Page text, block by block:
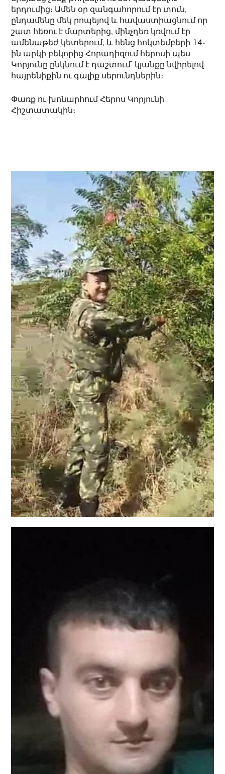
երդումից։ Ամեն օր զանգահորում էր տուն,
ընդամենը մեկ րոպեյով և հավաստիացնում որ
շատ հեռու է մարտերից, մինչդեռ կռվում էր
ամենաթեժ կետերում, և հենց հոկտեմբերի 14֊
ին արկի բեկորից Հորադիզում հերոսի պես
Կորյունը ընկնում է դաշտում՝ կյանքը նվիրելով
հայրենիքին ու գալիք սերունդներին։
Փառք ու խոնարհում Հերոս Կորյունի
Հիշտատակին։